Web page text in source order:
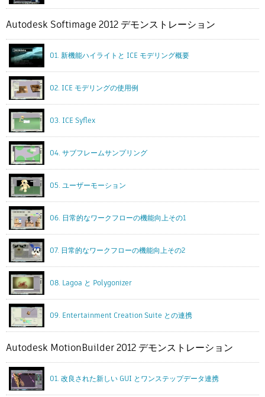
Autodesk Softimage 2012 デモンストレーション
01. 新機能ハイライトと ICE モデリング概要
02. ICE モデリングの使用例
03. ICE Syflex
04. サブフレームサンプリング
05. ユーザーモーション
06. 日常的なワークフローの機能向上その1
07. 日常的なワークフローの機能向上その2
08. Lagoa と Polygonizer
09. Entertainment Creation Suite との連携
Autodesk MotionBuilder 2012 デモンストレーション
01. 改良された新しい GUI とワンステップデータ連携